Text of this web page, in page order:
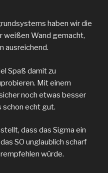
haben wir die
weißen Wand gemacht,
ausreichend.
Spaß damit zu
Mit einem
noch etwas besser
schon echt gut.
dass das Sigma ein
SO unglaublich scharf
würde.